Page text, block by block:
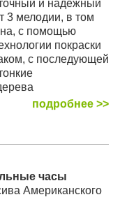
и надёжный
3 мелодии, в том
с помощью
покраски
с последующей
подробнее >>
часы
Американского